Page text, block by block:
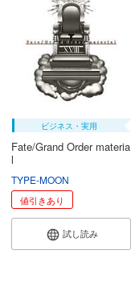
ビジネス・実用
Fate/Grand Order materia
l
TYPE-MOON
値引きあり
試し読み